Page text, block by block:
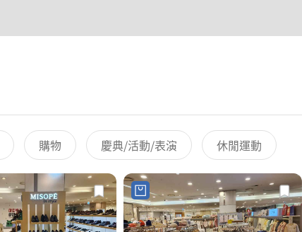
購物 慶典/活動/表演 休閒運動